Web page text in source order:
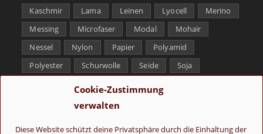
Cookie-Zustimmung
verwalten
Diese Website schützt deine Privatsphäre durch die Einhaltung der
Kaschmir
Lama Leinen Lyocell
Merino
Messing
Microfaser Modal
Mohair
Nessel
Nylon Papier
Polyamid
Polyester
Schurwolle Seide
Soja
Tencel
Yak
Folge uns